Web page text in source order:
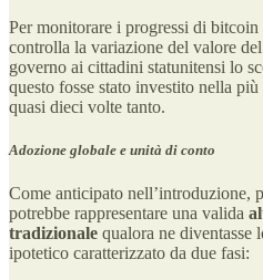
Per monitorare i progressi di bitcoin
controlla la variazione del valore del
governo ai cittadini statunitensi lo
questo fosse stato investito nella
quasi dieci volte tanto.
Adozione globale e unità di conto
Come anticipato nell’introduzione,
potrebbe rappresentare una valida
tradizionale qualora ne diventasse
ipotetico caratterizzato da due fasi: